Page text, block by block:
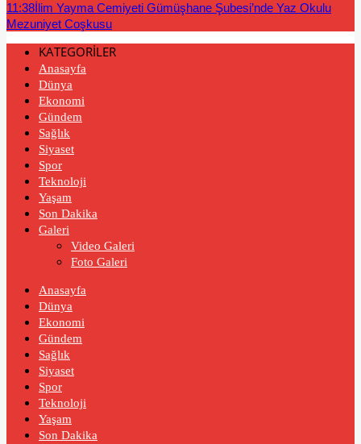
11:38İlim Yayma Cemiyeti Gümüşhane Şubesi’nde Yaz Okulu
Mezuniyet Coşkusu
KATEGORİLER
Anasayfa
Dünya
Ekonomi
Gündem
Sağlık
Siyaset
Spor
Teknoloji
Yaşam
Son Dakika
Galeri
Video Galeri
Foto Galeri
Anasayfa
Dünya
Ekonomi
Gündem
Sağlık
Siyaset
Spor
Teknoloji
Yaşam
Son Dakika